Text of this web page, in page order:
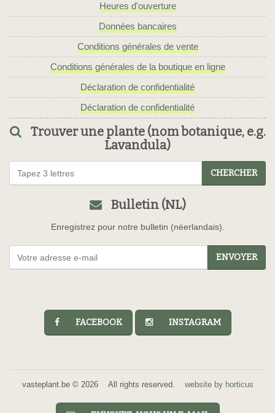
Heures d'ouverture
Données bancaires
Conditions générales de vente
Conditions générales de la boutique en ligne
Déclaration de confidentialité
Déclaration de confidentialité
Trouver une plante (nom botanique, e.g.
Lavandula)
CHERCHER
Bulletin (NL)
Enregistrez pour notre bulletin (néerlandais).
ENVOYER
FACEBOOK INSTAGRAM
vasteplant.be © 2026 All rights reserved. website by horticus